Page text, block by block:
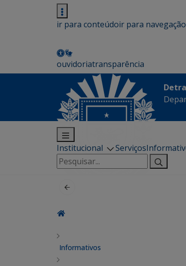
ir para conteúdoir para navegação
ouvidoriatransparência
Institucional Serviços
Pesquisar
por:
Informativos